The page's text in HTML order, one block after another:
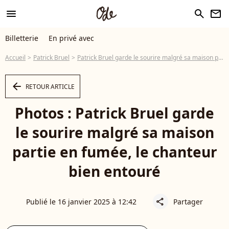
menu search newsletter
Billetterie En privé avec
Accueil Patrick Bruel Patrick Bruel garde le sourire malgré sa maison partie en fumée, le chanteur bien entouré
arrow_left RETOUR ARTICLE
Photos : Patrick Bruel garde
le sourire malgré sa maison
partie en fumée, le chanteur
bien entouré
Publié le 16 janvier 2025 à 12:42 share Partager